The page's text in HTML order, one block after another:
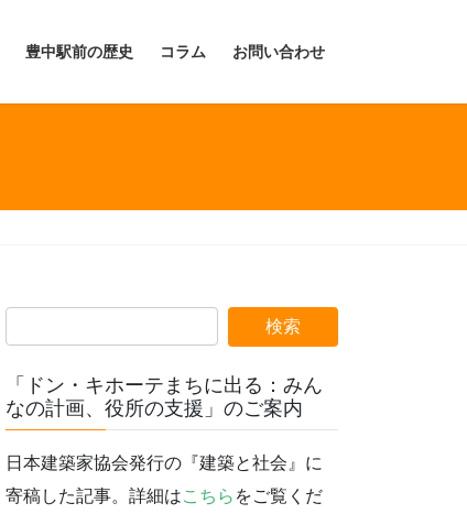
豊中駅前の歴史 コラム お問い合わせ
「ドン・キホーテまちに出る：みん
なの計画、役所の支援」のご案内
日本建築家協会発行の『建築と社会』に
寄稿した記事。詳細はこちら をご覧くだ